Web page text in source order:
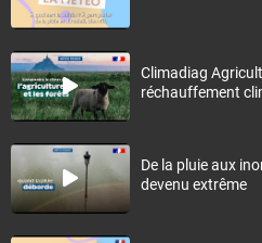
Climadiag
réchauffement
De la pluie aux
devenu extrême